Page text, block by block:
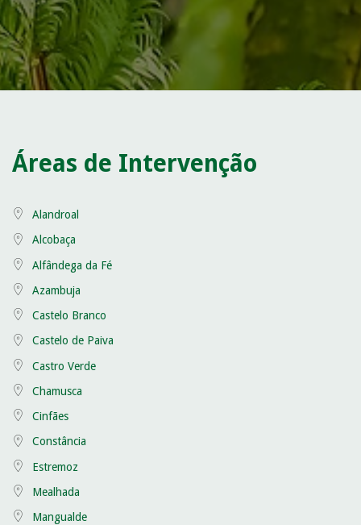
Áreas de Intervenção
Alandroal
Alcobaça
Alfândega da Fé
Azambuja
Castelo Branco
Castelo de Paiva
Castro Verde
Chamusca
Cinfães
Constância
Estremoz
Mealhada
Mangualde